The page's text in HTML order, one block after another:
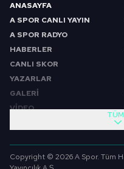
ANASAYFA
A SPOR CANLI YAYIN
A SPOR RADYO
HABERLER
CANLI SKOR
YAZARLAR
GALERİ
VİDEO
SABAH SPORU
SPOR GÜNDEMİ
Copyright © 2026 A Spor. Tüm